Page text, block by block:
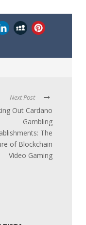
Next Post
Out Cardano
Gambling
The
of Blockchain
Video Gaming